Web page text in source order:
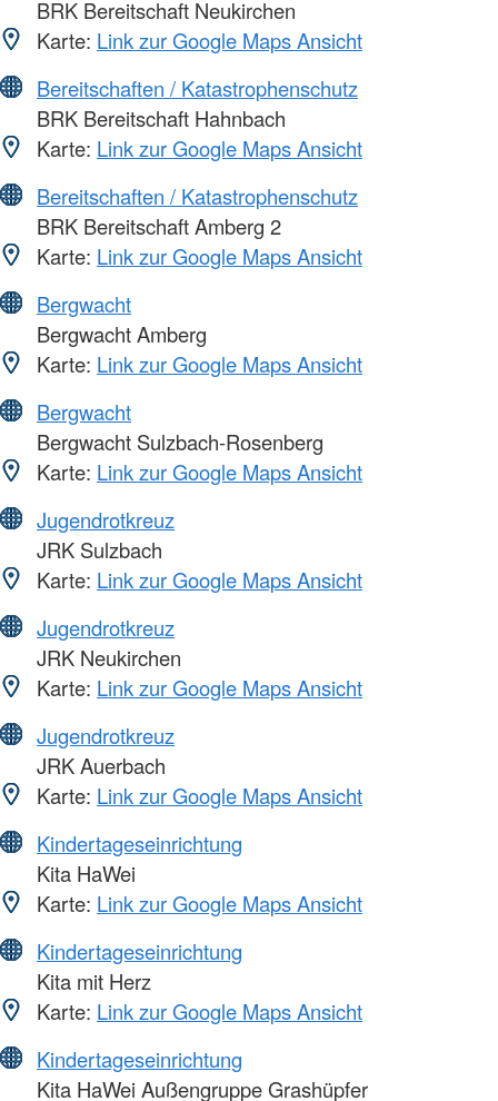
BRK Bereitschaft Neukirchen
Karte: Link zur Google Maps Ansicht
Bereitschaften / Katastrophenschutz
BRK Bereitschaft Hahnbach
Karte: Link zur Google Maps Ansicht
Bereitschaften / Katastrophenschutz
BRK Bereitschaft Amberg 2
Karte: Link zur Google Maps Ansicht
Bergwacht
Bergwacht Amberg
Karte: Link zur Google Maps Ansicht
Bergwacht
Bergwacht Sulzbach-Rosenberg
Karte: Link zur Google Maps Ansicht
Jugendrotkreuz
JRK Sulzbach
Karte: Link zur Google Maps Ansicht
Jugendrotkreuz
JRK Neukirchen
Karte: Link zur Google Maps Ansicht
Jugendrotkreuz
JRK Auerbach
Karte: Link zur Google Maps Ansicht
Kindertageseinrichtung
Kita HaWei
Karte: Link zur Google Maps Ansicht
Kindertageseinrichtung
Kita mit Herz
Karte: Link zur Google Maps Ansicht
Kindertageseinrichtung
Kita HaWei Außengruppe Grashüpfer